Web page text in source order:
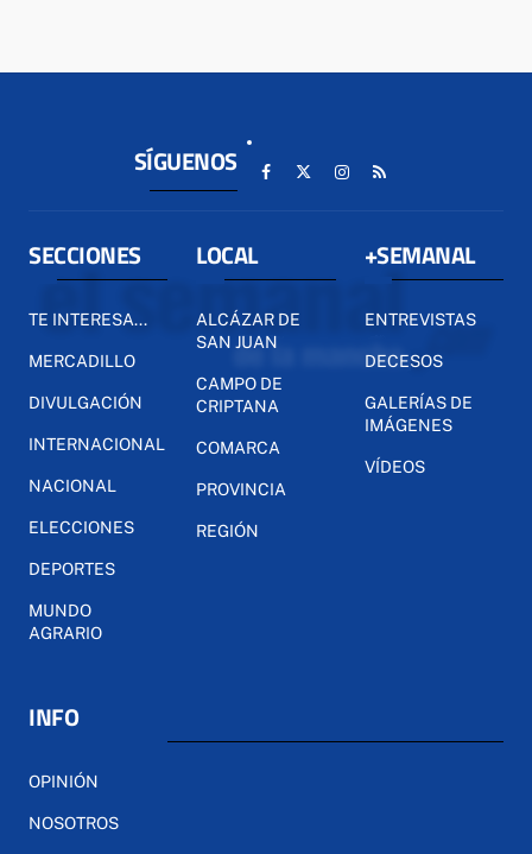
SÍGUENOS
SECCIONES
TE INTERESA...
MERCADILLO
DIVULGACIÓN
INTERNACIONAL
NACIONAL
ELECCIONES
DEPORTES
MUNDO
AGRARIO
LOCAL
ALCÁZAR DE
SAN JUAN
CAMPO DE
CRIPTANA
COMARCA
PROVINCIA
REGIÓN
+SEMANAL
ENTREVISTAS
DECESOS
GALERÍAS DE
IMÁGENES
VÍDEOS
INFO
OPINIÓN
NOSOTROS